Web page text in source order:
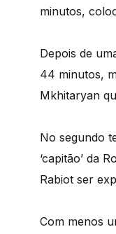
minutos,
Depois de
44 minutos,
Mkhitaryan
No segundo
‘capitão’ da
Rabiot ser
Com menos